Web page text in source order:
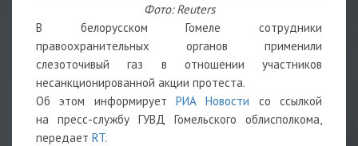
Фото: Reuters
В белорусском Гомеле сотрудники
правоохранительных органов применили
слезоточивый газ в отношении участников
несанкционированной акции протеста.
Об этом информирует РИА Новости со ссылкой
на пресс-службу ГУВД Гомельского облисполкома,
передает RT.